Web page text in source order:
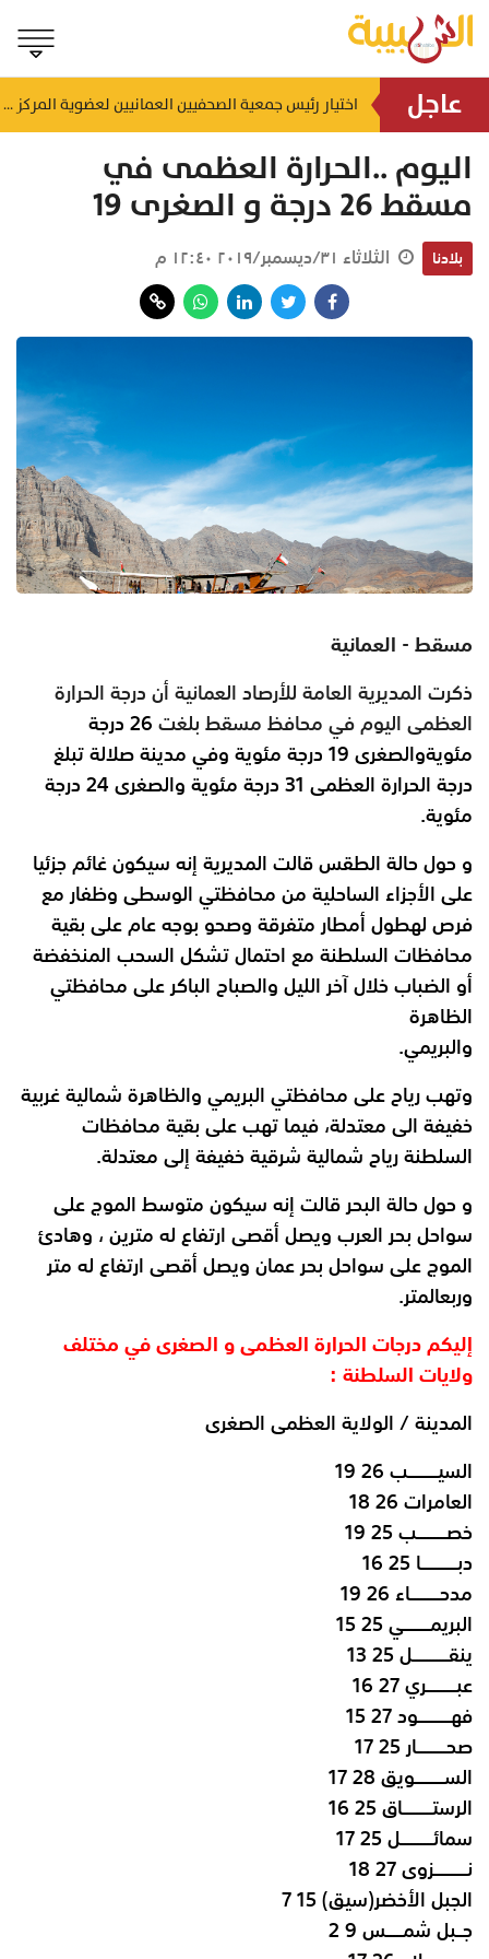
عاجل إنجاز بحري جديد.. القبطان محمد البوسعيدي أول عُماني يقود ناقلة منتجات نفطية متوسطة المدى منذ ١٤ ساعة اختيار رئيس جمعية الصحفيين العمانيين لعضوية المركز الدولي لمكافحة التضليل (ICCMD)
اليوم ..الحرارة العظمى في
مسقط 26 درجة و الصغرى 19
بلادنا الثلاثاء ٣١/ديسمبر/٢٠١٩ ١٢:٤٠ م
مسقط - العمانية
ذكرت المديرية العامة للأرصاد العمانية أن درجة الحرارة
العظمى اليوم في محافظ مسقط بلغت
26 درجة
مئوية
والصغرى 19 درجة مئوية وفي مدينة صلالة تبلغ
درجة الحرارة العظمى 31 درجة
مئوية والصغرى 24 درجة
مئوية.
و حول حالة الطقس قالت المديرية إنه سيكون غائم جزئيا
على الأجزاء الساحلية من محافظتي الوسطى وظفار مع
فرصلهطول أمطار متفرقة وصحو بوجه عام على بقية
محافظات السلطنة مع احتمال تشكلالسحب المنخفضة
أو الضباب خلال آخر الليل والصباح الباكر على محافظتي
الظاهرة
والبريمي.
وتهب رياح على محافظتي البريمي والظاهرة شمالية غربية
خفيفة الى معتدلة، فيما تهب على بقية محافظات
السلطنة رياح شمالية شرقية خفيفة إلى معتدلة.
و حول حالة البحر قالت إنه سيكون متوسط الموج على
سواحل بحر العرب ويصل أقصى ارتفاعله مترين ، وهادئ
الموج على سواحل بحر عمان ويصل أقصى ارتفاع له متر
وربعالمتر.
إليكم درجات الحرارة العظمى و الصغرى في مختلف
ولايات السلطنة :
المدينة / الولاية العظمى الصغرى
السيـــــــــب 26 19
العامرات 26 18
خصـــــــــب 25 19
دبـــــــــــا 25 16
مدحـــــــــاء 26 19
البريمــــــــي 25 15
ينقـــــــــــل 25 13
عبـــــــــري 27 16
فهــــــــــود 27 15
صحـــــــــار 25 17
الســـــــــويق 28 17
الرستـــــــــاق 25 16
سمائــــــــــل 25 17
نــــــــــزوى 27 18
الجبل الأخضر(سيق) 15 7
جــبل شمـــــس 9 2